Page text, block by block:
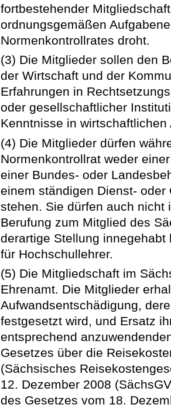
fortbestehender
ordnungsgemäßen
Normenkontrollrates droht.
(3) Die Mitglieder sollen den
der Wirtschaft und der
Erfahrungen in
oder gesellschaftlicher
Kenntnisse in
(4) Die Mitglieder dürfen
Normenkontrollrat weder
einer Bundes- oder
einem ständigen Dienst-
stehen. Sie dürfen auch nicht
Berufung zum Mitglied des
derartige Stellung
für Hochschullehrer.
(5) Die Mitgliedschaft im
Ehrenamt. Die Mitglieder
Aufwandsentschädigung,
festgesetzt wird, und Ersatz
entsprechend
Gesetzes über die
(Sächsisches
12. Dezember 2008
des Gesetzes vom 18.